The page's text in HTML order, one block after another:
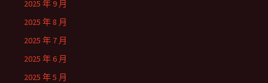
2025 年 9 月
2025 年 8 月
2025 年 7 月
2025 年 6 月
2025 年 5 月